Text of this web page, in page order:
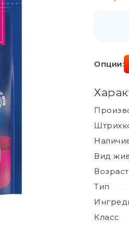
Опции:
Вид
Возраст
Тип
Класс